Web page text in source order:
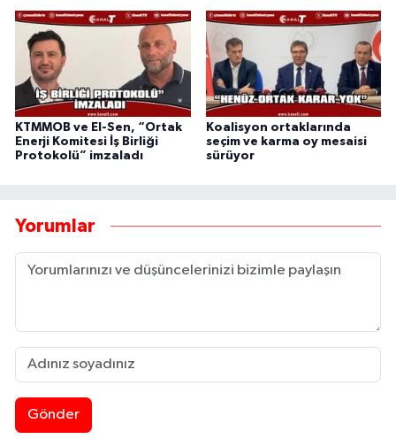
KTMMOB ve El-Sen, “Ortak
Enerji Komitesi İş Birliği
Protokolü” imzaladı
Koalisyon ortaklarında
seçim ve karma oy mesaisi
sürüyor
Yorumlar
Gönder